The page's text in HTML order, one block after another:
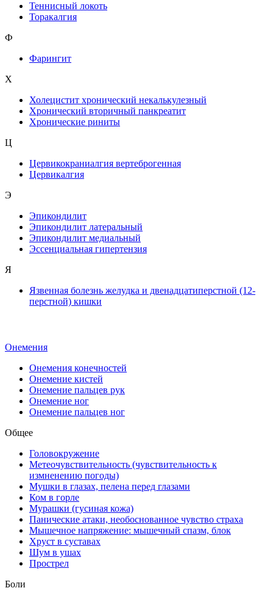
Теннисный локоть
Торакалгия
Ф
Фарингит
X
Холецистит хронический некалькулезный
Хронический вторичный панкреатит
Хронические риниты
Ц
Цервикокраниалгия вертеброгенная
Цервикалгия
Э
Эпикондилит
Эпикондилит латеральный
Эпикондилит медиальный
Эссенциальная гипертензия
Я
Язвенная болезнь желудка и двенадцатиперстной (12-
перстной) кишки
Онемения
Онемения конечностей
Онемение кистей
Онемение пальцев рук
Онемение ног
Онемение пальцев ног
Общее
Головокружение
Метеочувствительность (чувствительность к
измненению погоды)
Мушки в глазах, пелена перед глазами
Ком в горле
Мурашки (гусиная кожа)
Панические атаки, необоснованное чувство страха
Мышечное напряжение: мышечный спазм, блок
Хруст в суставах
Шум в ушах
Прострел
Боли